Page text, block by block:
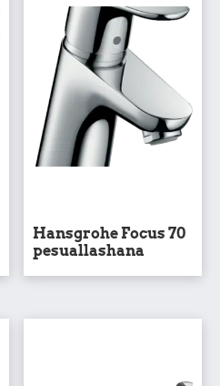
Hansgrohe Focus 70
pesuallashana